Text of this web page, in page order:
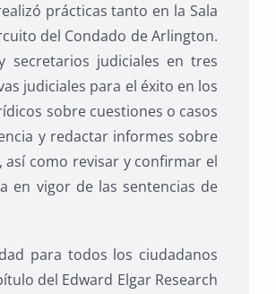
prácticas tanto en la Sala
del Condado de Arlington.
secretarios judiciales en tres
judiciales para el éxito en los
sobre cuestiones o casos
y redactar informes sobre
así como revisar y confirmar el
en vigor de las sentencias de
para todos los ciudadanos
del Edward Elgar Research